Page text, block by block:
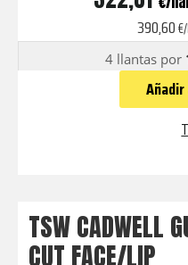
MIRROR
CUT
390,60
4 llantas por
TSW CADWELL
CUT FACE/LIP